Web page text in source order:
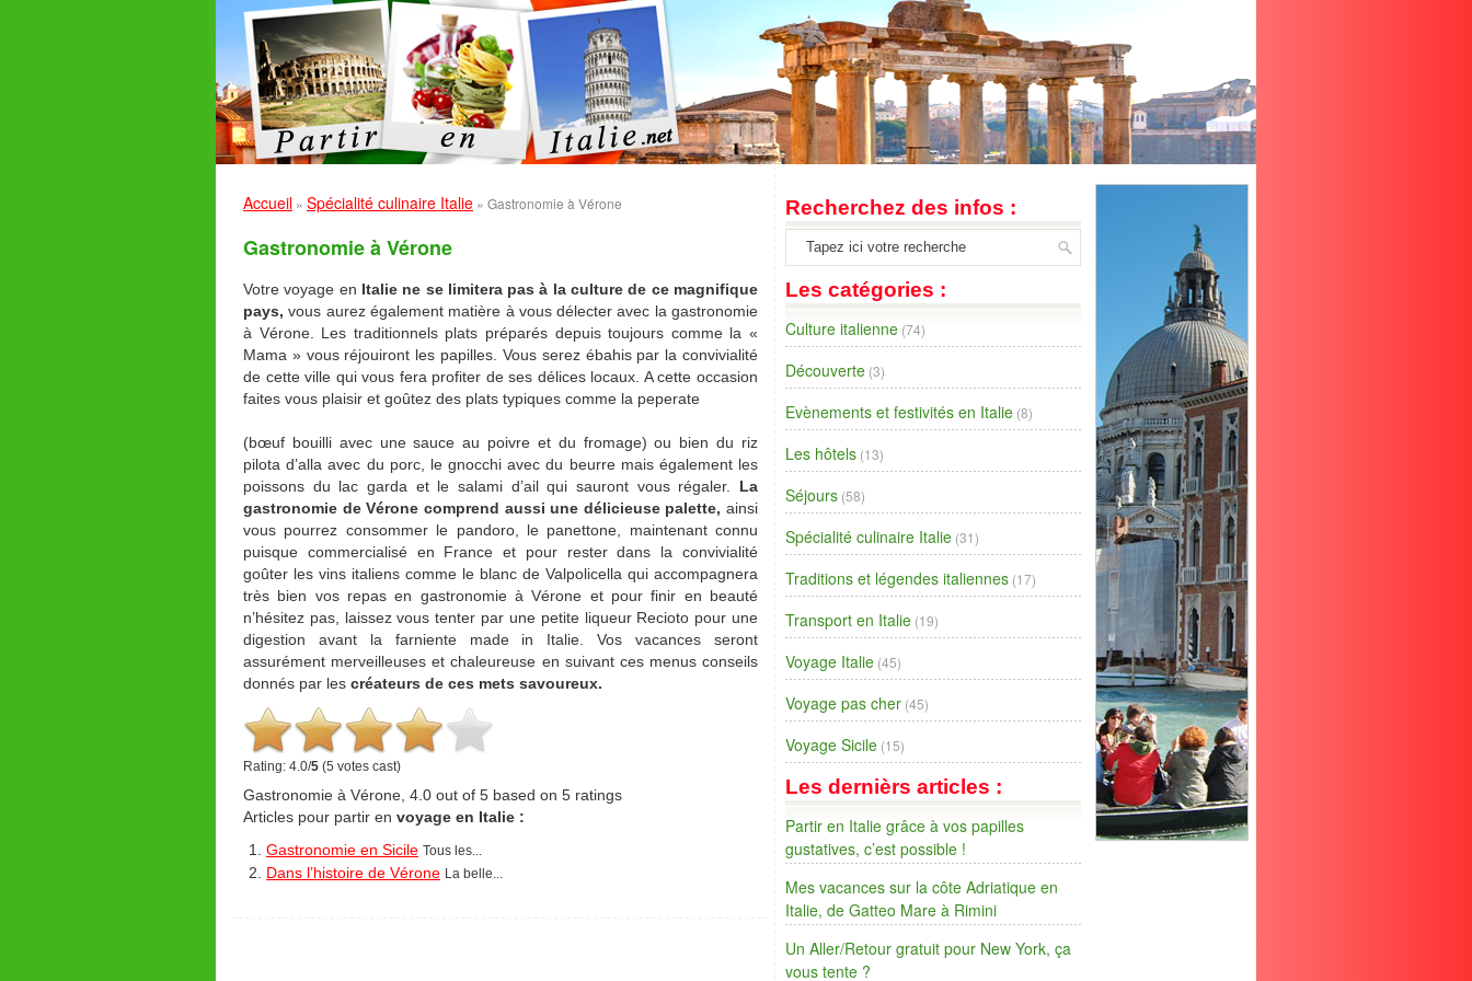
Accueil » Spécialité culinaire Italie » Gastronomie à Vérone
Gastronomie à Vérone
Votre voyage en Italie ne se limitera pas à la culture de ce magnifique
pays,vous aurez également matière à vous délecter avec la gastronomie
à Vérone. Les traditionnels plats préparés depuis toujours comme la «
Mama » vous réjouiront les papilles. Vous serez ébahis par la convivialité
de cette ville qui vous fera profiter de ses délices locaux. A cette occasion
faites vous plaisir et goûtez des plats typiques comme la peperate
(bœuf bouilli avec une sauce au poivre et du fromage) ou bien du riz
pilota d’alla avec du porc, le gnocchi avec du beurre mais également les
poissons du lac garda et le salami d’ail qui sauront vous régaler. La
gastronomie de Vérone comprend aussi une délicieuse palette, ainsi
vous pourrez consommer le pandoro, le panettone, maintenant connu
puisque commercialisé en France et pour rester dans la convivialité
goûter les vins italiens comme le blanc de Valpolicella qui accompagnera
très bien vos repas en gastronomie à Vérone et pour finir en beauté
n’hésitez pas, laissez vous tenter par une petite liqueur Recioto pour une
digestion avant la farniente made in Italie. Vos vacances seront
assurément merveilleuses et chaleureuse en suivant ces menus conseils
donnés par les créateurs de ces mets savoureux.
Rating: 4.0/5 (5 votes cast)
Gastronomie à Vérone 4.0 out of 5 based on 5 ratings
Articles pour partir en voyage en Italie :
Gastronomie en Sicile Tous les...
Dans l’histoire de Vérone La belle...
Recherchez des infos :
Les catégories :
Culture italienne (74)
Découverte (3)
Evènements et festivités en Italie (8)
Les hôtels (13)
Séjours (58)
Spécialité culinaire Italie (31)
Traditions et légendes italiennes (17)
Transport en Italie (19)
Voyage Italie (45)
Voyage pas cher (45)
Voyage Sicile (15)
Les dernièrs articles :
Partir en Italie grâce à vos papilles
gustatives, c’est possible !
Mes vacances sur la côte Adriatique en
Italie, de Gatteo Mare à Rimini
Un Aller/Retour gratuit pour New York, ça
vous tente ?